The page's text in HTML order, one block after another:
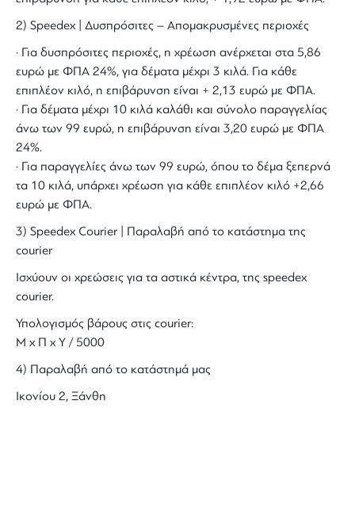
2) Speedex | Δυσπρόσιτες – Απομακρυσμένες περιοχές
· Για δυσπρόσιτες περιοχές, η χρέωση ανέρχεται στα 5,86
ευρώ με ΦΠΑ 24%, για δέματα μέχρι 3 κιλά. Για κάθε
επιπλέον κιλό, η επιβάρυνση είναι + 2,13 ευρώ με ΦΠΑ.
· Για δέματα μέχρι 10 κιλά καλάθι και σύνολο παραγγελίας
άνω των 99 ευρώ, η επιβάρυνση είναι 3,20 ευρώ με ΦΠΑ
24%.
· Για παραγγελίες άνω των 99 ευρώ, όπου το δέμα ξεπερνά
τα 10 κιλά, υπάρχει χρέωση για κάθε επιπλέον κιλό +2,66
ευρώ με ΦΠΑ.
3) Speedex Courier | Παραλαβή από το κατάστημα της
courier
Ισχύουν οι χρεώσεις για τα αστικά κέντρα, της speedex
courier.
Υπολογισμός βάρους στις courier:
Μ x Π x Y / 5000
4) Παραλαβή από το κατάστημά μας
Ικονίου 2, Ξάνθη